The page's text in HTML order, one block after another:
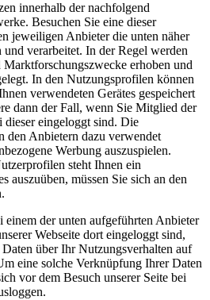
innerhalb der nachfolgend
Besuchen Sie eine dieser
jeweiligen Anbieter die unten näher
verarbeitet. In der Regel werden
erhoben und
In den Nutzungsprofilen können
verwendeten Gerätes gespeichert
dann der Fall, wenn Sie Mitglied der
eingeloggt sind. Die
den Anbietern dazu verwendet
Werbung auszuspielen.
steht Ihnen ein
auszuüben, müssen Sie sich an den
einem der unten aufgeführten Anbieter
Webseite dort eingeloggt sind,
über Ihr Nutzungsverhalten auf
eine solche Verknüpfung Ihrer Daten
vor dem Besuch unserer Seite bei